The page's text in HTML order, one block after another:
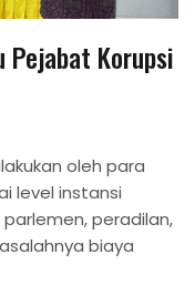
Korupsi
oleh para
level instansi
peradilan,
biaya